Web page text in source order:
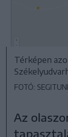
Térképen
FOTÓ:
Az